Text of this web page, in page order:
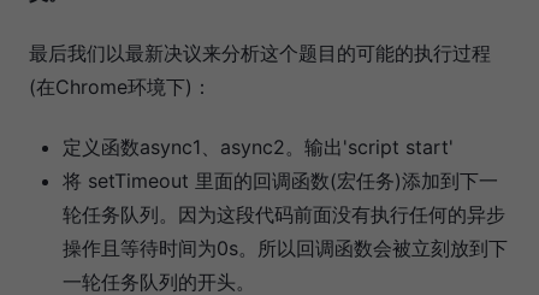
最后我们以最新决议来分析这个题目的可能的执行过程
(在Chrome环境下)：
定义函数async1、async2。输出'script start'
将 setTimeout 里面的回调函数(宏任务)添加到下一
轮任务队列。因为这段代码前面没有执行任何的异步
操作且等待时间为0s。所以回调函数会被立刻放到下
一轮任务队列的开头。